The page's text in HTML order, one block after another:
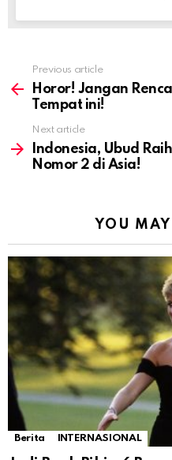
more
Previous article
Horor! Jangan
Tempat ini!
Next article
Indonesia, Ubud
Nomor 2 di Asia!
YOU
Berita INTERNASIONAL